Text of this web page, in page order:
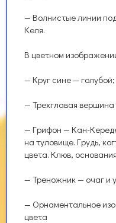
— Волнистые линии
Келя.
В цветном
— Круг сине — голубой;
— Трехглавая
— Грифон — Кан-
на туловище. Грудь,
цвета. Клюв,
— Треножник — очаг и
— Орнаментальное
цвета